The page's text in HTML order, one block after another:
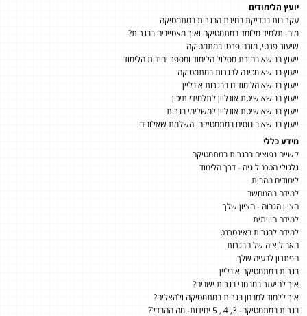
יועץ הלימודים
עקרונות בבדיקת בחינת הבגרות במתמטיקה
מיהו תלמיד מלומד במתמטיקה ואיך מצטיינים בבגרות?
שיעור פרטי, מורה פרטי במתמטיקה
ייעוץ בנושא בחירת מסלול הלימוד ומספר יחידות הלימוד
ייעוץ בנושא מכינה לבגרות במתמטיקה
ייעוץ בנושא הלימודים בבגרות אונליין
ייעוץ בנושא שיטת אונליין לתלמידי תיכון
ייעוץ בנושא שיטת אונליין למשלימי בגרות
ייעוץ בנושא בונוסים במתמטיקה והשלמת שאלונים
מידע כללי
קשיים נפוצים בבגרות במתמטיקה
גלגולי הטכנולוגיה - דרך הלימוד
לימודים מהבית
למידה מהמחשב
הציון הגבוה - הציון שלך
למידה חוויתית
למידה לבגרות באינטרנט
האבולוציה של הבגרות
הפתרון לבעיה שלך
בגרות במתמטיקה אונליין
איך להיעזר במבחני בגרות ישנים?
איך ללמוד למבחן בגרות במתמטיקה ולהצליח?
בגרות במתמטיקה- 3, 4 , 5 יחידות- מה ההבדל?